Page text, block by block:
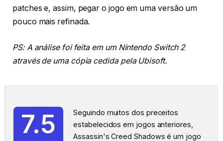
patches e, assim, pegar o jogo em uma versão um
pouco mais refinada.
PS: A análise foi feita em um Nintendo Switch 2
através de uma cópia cedida pela Ubisoft.
7.5
Seguindo muitos dos preceitos
estabelecidos em jogos anteriores,
Assassin's Creed Shadows é um jogo